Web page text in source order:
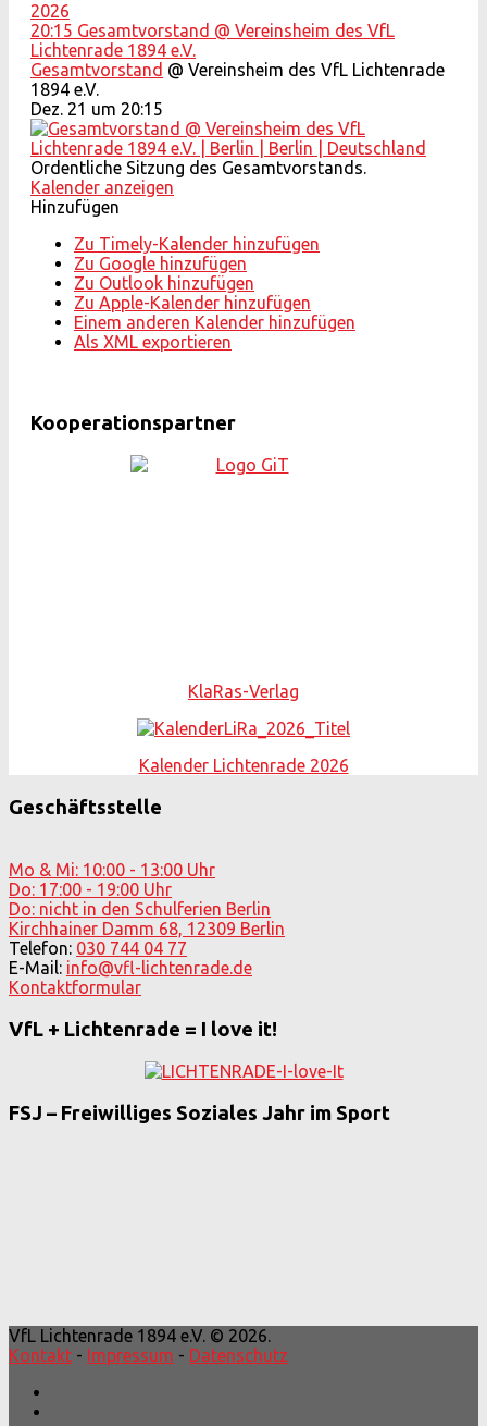
2026
20:15 Gesamtvorstand @ Vereinsheim des VfL
Lichtenrade 1894 e.V.
Gesamtvorstand @ Vereinsheim des VfL Lichtenrade
1894 e.V.
Dez. 21 um 20:15
Ordentliche Sitzung des Gesamtvorstands.
Kalender anzeigen
Hinzufügen
Zu Timely-Kalender hinzufügen
Zu Google hinzufügen
Zu Outlook hinzufügen
Zu Apple-Kalender hinzufügen
Einem anderen Kalender hinzufügen
Als XML exportieren
Kooperationspartner
KlaRas-Verlag
Kalender Lichtenrade 2026
Geschäftsstelle
Mo & Mi: 10:00 - 13:00 Uhr
Do: 17:00 - 19:00 Uhr
Do: nicht in den Schulferien Berlin
Kirchhainer Damm 68, 12309 Berlin
Telefon: 030 744 04 77
E-Mail: info@vfl-lichtenrade.de
Kontaktformular
VfL + Lichtenrade = I love it!
FSJ – Freiwilliges Soziales Jahr im Sport
VfL Lichtenrade 1894 e.V. © 2026.
Kontakt - Impressum - Datenschutz